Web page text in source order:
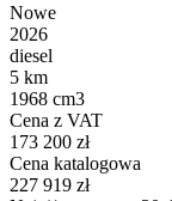
Nowe
2026
diesel
5 km
1968 cm3
Cena z VAT
173 200 zł
Cena katalogowa
227 919 zł